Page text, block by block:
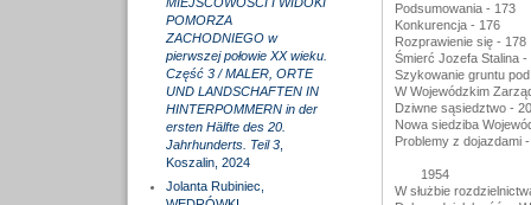
POMORZA
ZACHODNIEGO w
pierwszej połowie XX wieku.
Część 3 / MALER, ORTE
UND LANDSCHAFTEN IN
HINTERPOMMERN in der
ersten Hälfte des 20.
Jahrhunderts. Teil 3,
Koszalin, 2024
Jolanta Rubiniec,
Podsumowania - 173
Konkurencja - 176
Rozprawienie się - 178
Śmierć Jozefa Stalina -
Szykowanie gruntu
W Wojewódzkim
Dziwne sąsiedztwo -
Nowa siedziba
Problemy z dojazdami
1954
W służbie